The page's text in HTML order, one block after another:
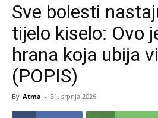
Sve bolesti
tijelo kiselo: Ovo
hrana koja ubija
(POPIS)
By Atma - 31. srpnja 2026.